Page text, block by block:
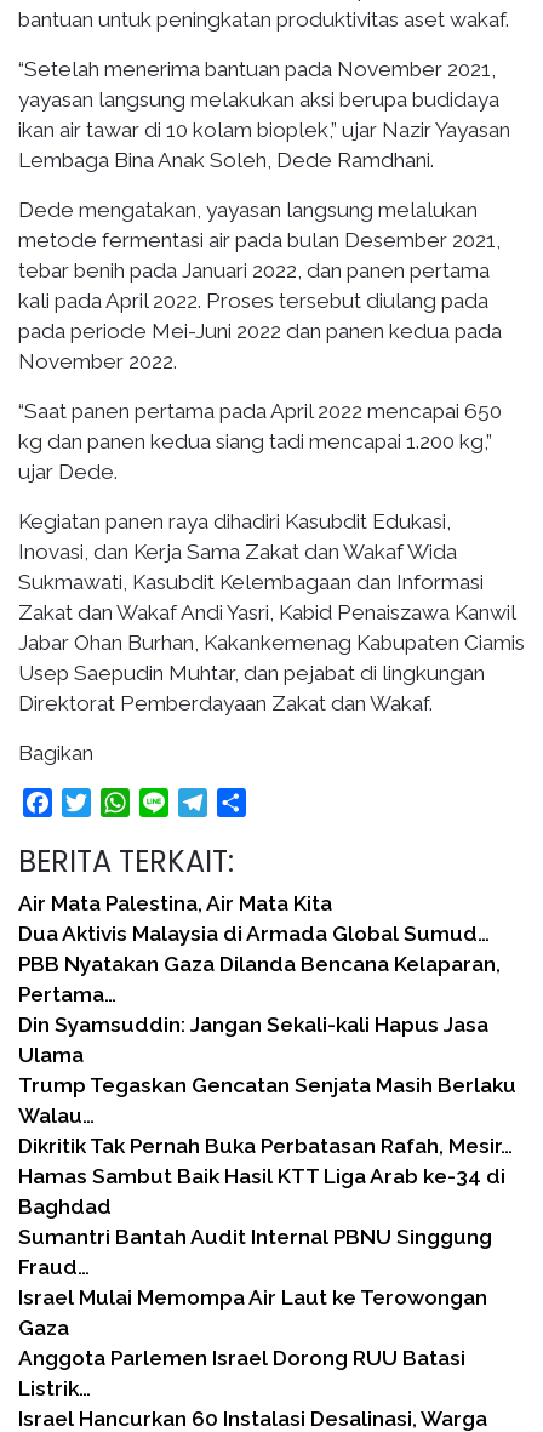
bantuan untuk peningkatan produktivitas aset wakaf.
“Setelah menerima bantuan pada November 2021,
yayasan langsung melakukan aksi berupa budidaya
ikan air tawar di 10 kolam bioplek,” ujar Nazir Yayasan
Lembaga Bina Anak Soleh, Dede Ramdhani.
Dede mengatakan, yayasan langsung melalukan
metode fermentasi air pada bulan Desember 2021,
tebar benih pada Januari 2022, dan panen pertama
kali pada April 2022. Proses tersebut diulang pada
pada periode Mei-Juni 2022 dan panen kedua pada
November 2022.
“Saat panen pertama pada April 2022 mencapai 650
kg dan panen kedua siang tadi mencapai 1.200 kg,”
ujar Dede.
Kegiatan panen raya dihadiri Kasubdit Edukasi,
Inovasi, dan Kerja Sama Zakat dan Wakaf Wida
Sukmawati, Kasubdit Kelembagaan dan Informasi
Zakat dan Wakaf Andi Yasri, Kabid Penaiszawa Kanwil
Jabar Ohan Burhan, Kakankemenag Kabupaten Ciamis
Usep Saepudin Muhtar, dan pejabat di lingkungan
Direktorat Pemberdayaan Zakat dan Wakaf.
Bagikan
FacebookTwitterWhatsApp
Line Telegram
BERITA TERKAIT:
Air Mata Palestina, Air Mata Kita
Dua Aktivis Malaysia di Armada Global Sumud…
PBB Nyatakan Gaza Dilanda Bencana Kelaparan,
Pertama…
Din Syamsuddin: Jangan Sekali-kali Hapus Jasa
Ulama
Trump Tegaskan Gencatan Senjata Masih Berlaku
Walau…
Dikritik Tak Pernah Buka Perbatasan Rafah, Mesir…
Hamas Sambut Baik Hasil KTT Liga Arab ke-34 di
Baghdad
Sumantri Bantah Audit Internal PBNU Singgung
Fraud…
Israel Mulai Memompa Air Laut ke Terowongan
Gaza
Anggota Parlemen Israel Dorong RUU Batasi
Listrik…
Israel Hancurkan 60 Instalasi Desalinasi, Warga